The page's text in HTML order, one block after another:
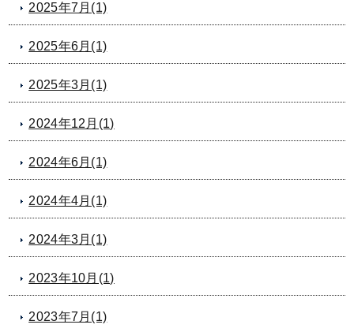
2025年7月(1)
2025年6月(1)
2025年3月(1)
2024年12月(1)
2024年6月(1)
2024年4月(1)
2024年3月(1)
2023年10月(1)
2023年7月(1)